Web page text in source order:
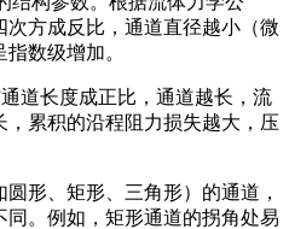
方成反比，通道直径越小（微
数级增加。
道长度成正比，通道越长，流
累积的沿程阻力损失越大，压
形、矩形、三角形）的通道，
。例如，矩形通道的拐角处易